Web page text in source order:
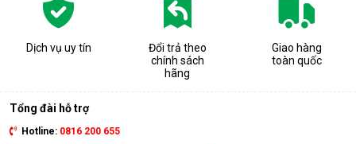
Dịch vụ uy tín
Đổi trả theo
chính sách
hãng
Giao hàng
toàn quốc
Tổng đài hỗ trợ
Hotline: 0816 200 655